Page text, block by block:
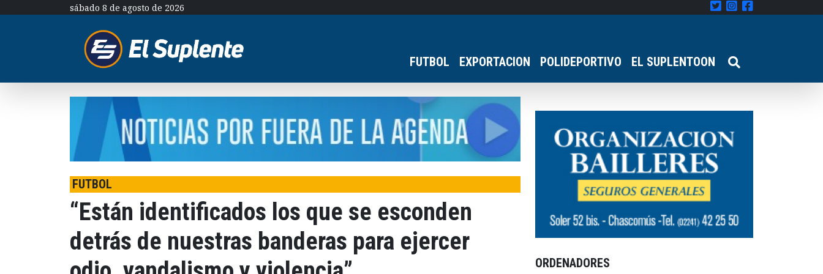
sábado 8 de agosto de 2026
FUTBOL EXPORTACION POLIDEPORTIVO EL SUPLENTOON
FUTBOL
“Están identificados los que se esconden
detrás de nuestras banderas para ejercer
ORDENADORES